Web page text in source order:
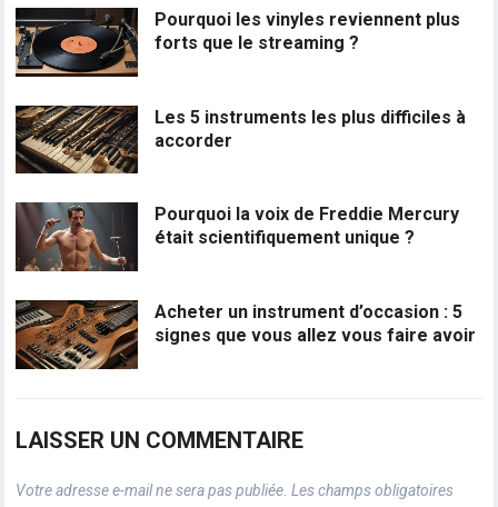
Pourquoi les vinyles reviennent plus
forts que le streaming ?
Les 5 instruments les plus difficiles à
accorder
Pourquoi la voix de Freddie Mercury
était scientifiquement unique ?
Acheter un instrument d’occasion : 5
signes que vous allez vous faire avoir
LAISSER UN COMMENTAIRE
Votre adresse e-mail ne sera pas publiée. Les champs obligatoires